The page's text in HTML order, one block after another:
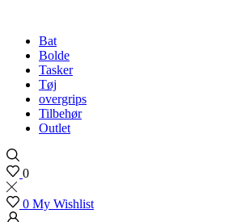
Bat
Bolde
Tasker
Tøj
overgrips
Tilbehør
Outlet
0
0 My Wishlist